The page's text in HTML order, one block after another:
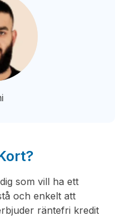
som vill ha ett
och enkelt att
räntefri kredit